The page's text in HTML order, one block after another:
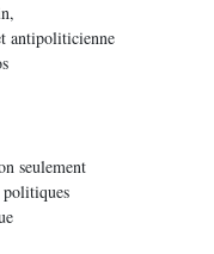
antipoliticienne
seulement
politiques